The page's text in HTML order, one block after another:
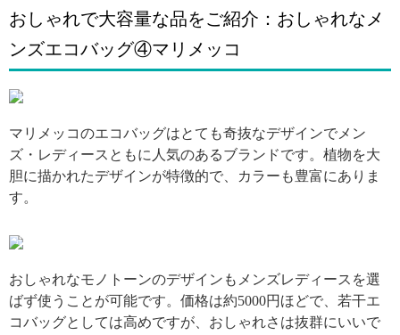
おしゃれで大容量な品をご紹介：おしゃれなメ
ンズエコバッグ④マリメッコ
引用: http://img5.zozo.jp/goodsimages/333/13445333/13445333_35_D_500.jpg
マリメッコのエコバッグはとても奇抜なデザインでメン
ズ・レディースともに人気のあるブランドです。植物を大
胆に描かれたデザインが特徴的で、カラーも豊富にありま
す。
引用: http://img5.zozo.jp/goodsimages/333/13445333/13445333B_b_997_500.jpg
おしゃれなモノトーンのデザインもメンズレディースを選
ばず使うことが可能です。価格は約5000円ほどで、若干エ
コバッグとしては高めですが、おしゃれさは抜群にいいで